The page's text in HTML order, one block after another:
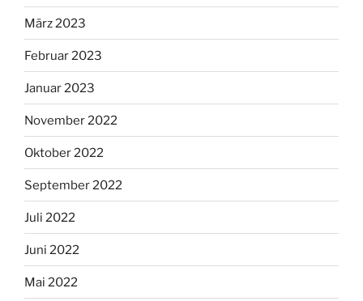
März 2023
Februar 2023
Januar 2023
November 2022
Oktober 2022
September 2022
Juli 2022
Juni 2022
Mai 2022